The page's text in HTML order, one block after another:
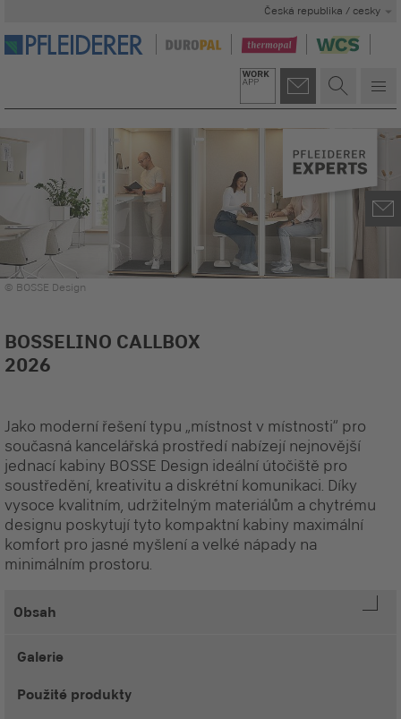
Česká republika / cesky
© BOSSE Design
BOSSELINO CALLBOX
2026
Jako moderní řešení typu „místnost v místnosti“ pro
současná kancelářská prostředí nabízejí nejnovější
jednací kabiny BOSSE Design ideální útočiště pro
soustředění, kreativitu a diskrétní komunikaci. Díky
vysoce kvalitním, udržitelným materiálům a chytrému
designu poskytují tyto kompaktní kabiny maximální
komfort pro jasné myšlení a velké nápady na
minimálním prostoru.
Obsah
Galerie
Použité produkty